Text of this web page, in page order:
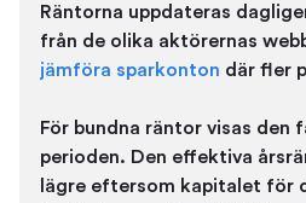
Räntorna uppdateras
från de olika aktörernas
jämföra sparkonton där fler
För bundna räntor visas den
perioden. Den effektiva
lägre eftersom kapitalet för